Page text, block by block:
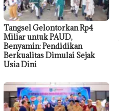
Tangsel Gelontorkan Rp4
Miliar untuk PAUD,
Benyamin: Pendidikan
Berkualitas Dimulai Sejak
Usia Dini